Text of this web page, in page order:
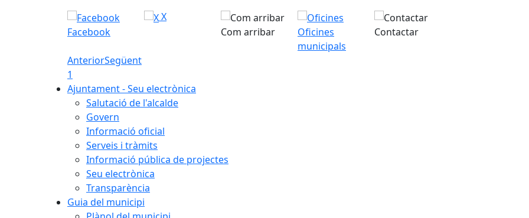
Facebook
X
Com arribar
Oficines
municipals
Contactar
AnteriorSegüent
1
Ajuntament - Seu electrònica
Salutació de l'alcalde
Govern
Informació oficial
Serveis i tràmits
Informació pública de projectes
Seu electrònica
Transparència
Guia del municipi